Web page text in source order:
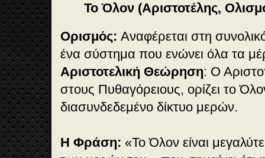
Το Όλον (Αριστοτέλης,
Ορισμός: Αναφέρεται στη
ένα σύστημα που ενώνει όλα τα
Αριστοτελική Θεώρηση: Ο
στους Πυθαγόρειους, ορίζει το
διασυνδεδεμένο δίκτυο μερών.
Η Φράση: «Το Όλον είναι